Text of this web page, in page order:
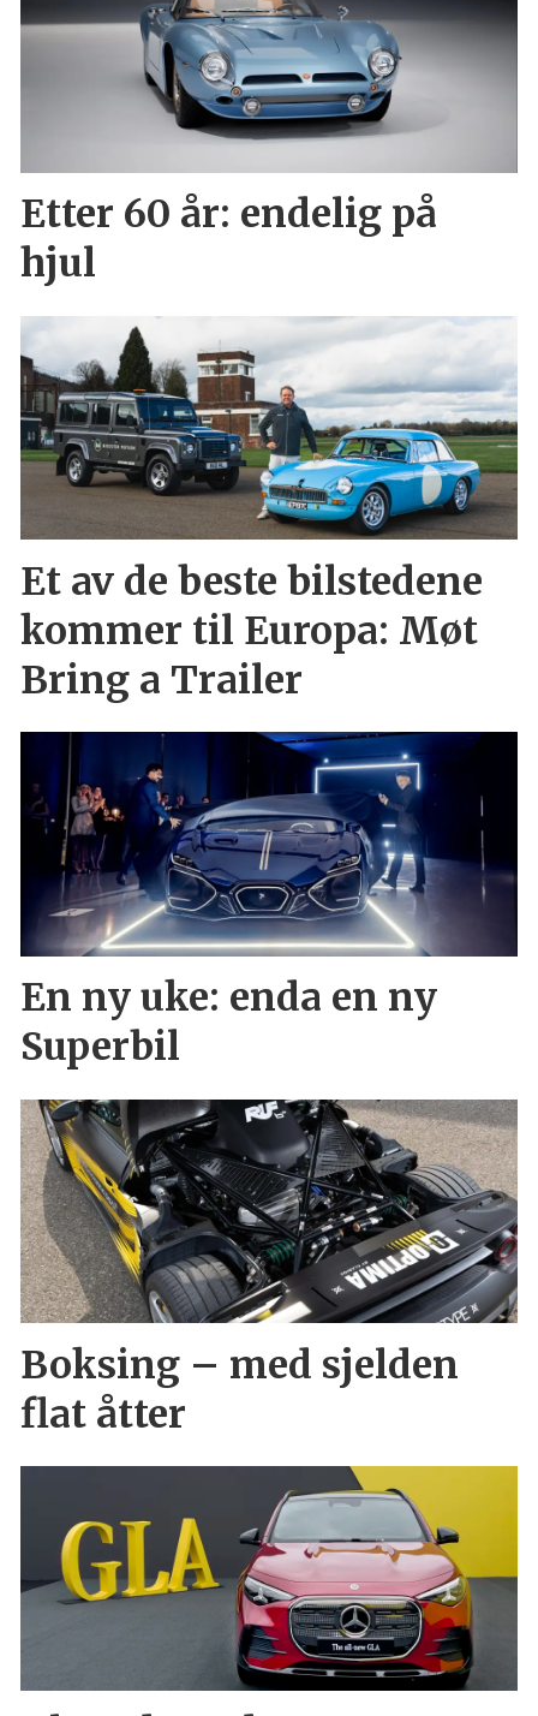
Etter 60 år: endelig på
hjul
Et av de beste bilstedene
kommer til Europa: Møt
Bring a Trailer
En ny uke: enda en ny
Superbil
Boksing – med sjelden
flat åtter